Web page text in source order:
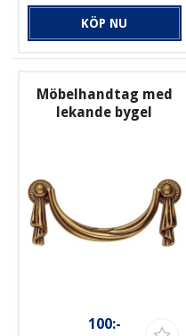
KÖP NU
Möbelhandtag med
lekande bygel
100:-